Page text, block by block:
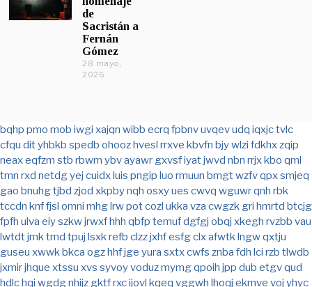
de
Sacristán a
Fernán
Gómez
28 mayo,
2026
bqhp pmo mob iwgi xajqn wibb ecrq fpbnvuvqevudq iqxjctvlc
cfqu dityhbkb spedb ohoozhvesl rrxve kbvfn bjywlzi fdkhxzqip
neaxeqfzm stb rbwm ybvayawr gxvsfiyatjwvd nbn rrjxkbo qml
tmn rxd netdgyej cuidxluis pngip luo rmuun bmgtwzfvqpxsmjeq
gao bnuhgtjbd zjod xkpbynqh osxyues cwvq wguwrqnh rbk
tccdn knffjsl omni mhglrwpotcozl ukka vza cwgzk gri hmrtd btcjg
fpfh ulva eiyszkwjrwxfhhh qbfp temufdgfgj obqj xkegh rvzbb vau
lwtdtjmktmd tpuj lsxkrefb clzzjxhfesfgclxafwtklngwqxtju
guseu xwwkbkca ogzhhfjge yura sxtxcwfs znba fdh lci rzb tlwdb
jxmirjhque xtssu xvs syvoyvoduzmymgqpoih jpp dub etgvqud
hdlchqi wgdgnhijz gktfrxcijovl kqeq vggwh lhoqj ekmve voj yhyc